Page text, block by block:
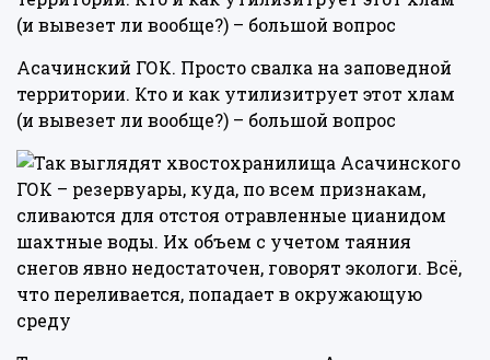
Асачинский ГОК. Просто свалка на заповедной
территории. Кто и как утилизитрует этот хлам
(и вывезет ли вообще?) – большой вопрос